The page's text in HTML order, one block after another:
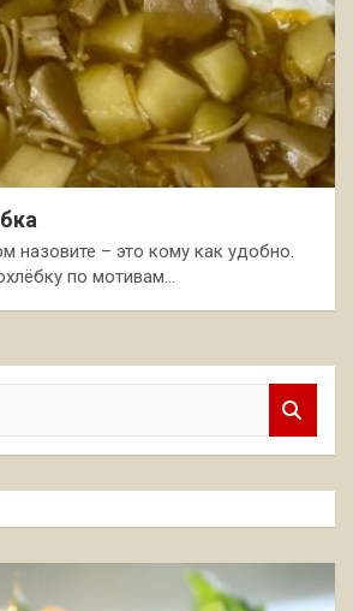
назовите – это кому как удобно.
по мотивам…